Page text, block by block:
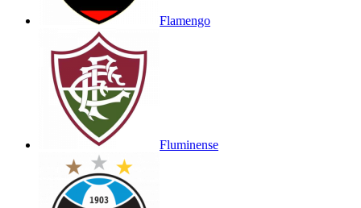
Flamengo
Fluminense